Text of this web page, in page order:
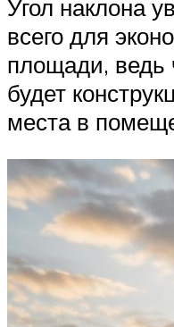
Угол наклона
всего для
площади, ведь
будет
места в